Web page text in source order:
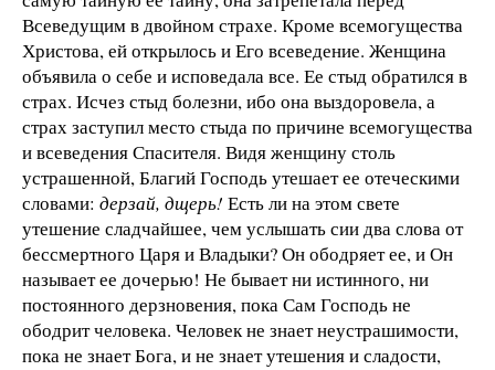
Всеведущим в двойном страхе. Кроме всемогущества
Христова, ей открылось и Его всеведение. Женщина
объявила о себе и исповедала все. Ее стыд обратился в
страх. Исчез стыд болезни, ибо она выздоровела, а
страх заступил место стыда по причине всемогущества
и всеведения Спасителя. Видя женщину столь
устрашенной, Благий Господь утешает ее отеческими
словами: дерзай, дщерь! Есть ли на этом свете
утешение сладчайшее, чем услышать сии два слова от
бессмертного Царя и Владыки? Он ободряет ее, и Он
называет ее дочерью! Не бывает ни истинного, ни
постоянного дерзновения, пока Сам Господь не
ободрит человека. Человек не знает неустрашимости,
пока не знает Бога, и не знает утешения и сладости,